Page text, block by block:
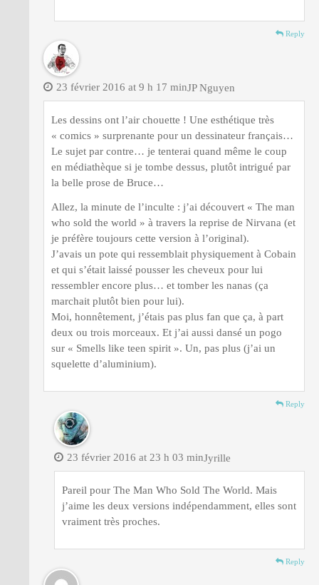
Reply
JP Nguyen
23 février 2016 at 9 h 17 min
Les dessins ont l’air chouette ! Une esthétique très
« comics » surprenante pour un dessinateur français…
Le sujet par contre… je tenterai quand même le coup
en médiathèque si je tombe dessus, plutôt intrigué par
la belle prose de Bruce…
Allez, la minute de l’inculte : j’ai découvert « The man
who sold the world » à travers la reprise de Nirvana (et
je préfère toujours cette version à l’original).
J’avais un pote qui ressemblait physiquement à Cobain
et qui s’était laissé pousser les cheveux pour lui
ressembler encore plus… et tomber les nanas (ça
marchait plutôt bien pour lui).
Moi, honnêtement, j’étais pas plus fan que ça, à part
deux ou trois morceaux. Et j’ai aussi dansé un pogo
sur « Smells like teen spirit ». Un, pas plus (j’ai un
squelette d’aluminium).
Reply
Jyrille
23 février 2016 at 23 h 03 min
Pareil pour The Man Who Sold The World. Mais
j’aime les deux versions indépendamment, elles sont
vraiment très proches.
Reply